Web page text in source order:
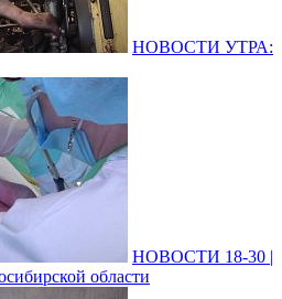
НОВОСТИ УТРА:
НОВОСТИ 18-30 |
области